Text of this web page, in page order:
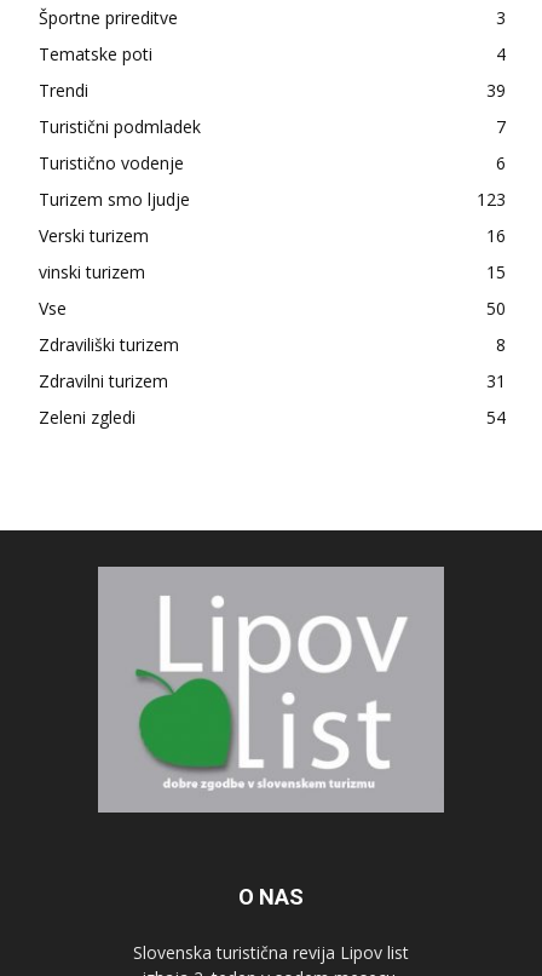
Športne prireditve
3
Tematske poti
4
Trendi
39
Turistični podmladek
7
Turistično vodenje
6
Turizem smo ljudje
123
Verski turizem
16
vinski turizem
15
Vse
50
Zdraviliški turizem
8
Zdravilni turizem
31
Zeleni zgledi
54
O NAS
Slovenska turistična revija Lipov list